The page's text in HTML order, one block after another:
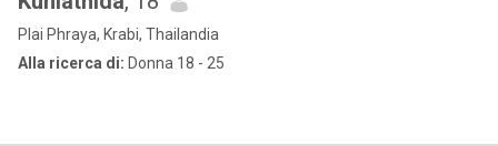
Plai Phraya, Krabi, Thailandia
Alla ricerca di: Donna 18 - 25